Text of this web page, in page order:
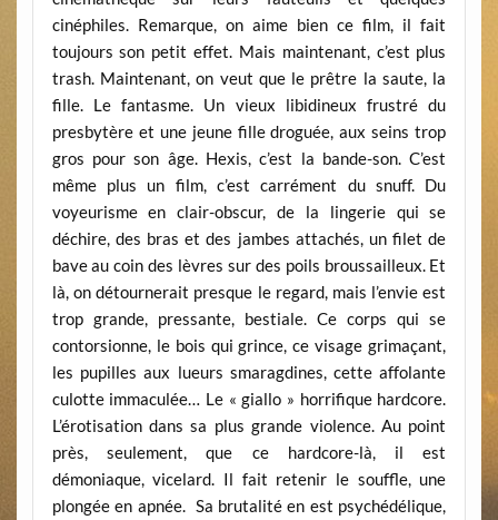
cinéphiles. Remarque, on aime bien ce film, il fait
toujours son petit effet. Mais maintenant, c’est plus
trash. Maintenant, on veut que le prêtre la saute, la
fille. Le fantasme. Un vieux libidineux frustré du
presbytère et une jeune fille droguée, aux seins trop
gros pour son âge. Hexis, c’est la bande-son. C’est
même plus un film, c’est carrément du snuff. Du
voyeurisme en clair-obscur, de la lingerie qui se
déchire, des bras et des jambes attachés, un filet de
bave au coin des lèvres sur des poils broussailleux. Et
là, on détournerait presque le regard, mais l’envie est
trop grande, pressante, bestiale. Ce corps qui se
contorsionne, le bois qui grince, ce visage grimaçant,
les pupilles aux lueurs smaragdines, cette affolante
culotte immaculée… Le « giallo » horrifique hardcore.
L’érotisation dans sa plus grande violence. Au point
près, seulement, que ce hardcore-là, il est
démoniaque, vicelard. Il fait retenir le souffle, une
plongée en apnée. Sa brutalité en est psychédélique,